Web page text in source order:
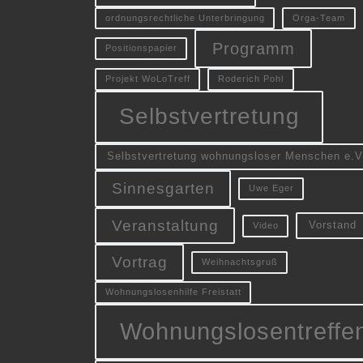
ordnungsrechtliche Unterbringung Orga-Team
Positionspapier Programm
Projekt WoLoTreff Roderich Pohl
Selbstvertretung
Selbstvertretung wohnungsloser Menschen
Sinnesgarten Uwe Eger
Veranstaltung Video Vorstand
Vortrag Weihnachtsgruß
Wohnungslosenhilfe Freistatt